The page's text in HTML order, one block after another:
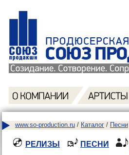
www.so-production.ru / Каталог / Песни
РЕЛИЗЫ ПЕСНИ